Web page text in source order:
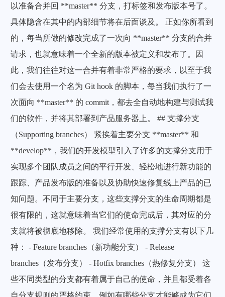
以准备合并回 **master** 分支，打标签和发布版本号了。
具体隐含在其中的内部细节将在后面谈及。 正如你所看到
的，每当所做的修改完成了一次向 **master** 分支的合并
请求，也就意味着一个全新的版本被定义和发布了。因
此，我们往往对这一合并有着非常严格的要求，以至于我
们会去使用一个名为 Git hook 的脚本，每当我们执行了一
次面向 **master** 的 commit，都去全自动地构建与测试我
们的软件，并将其部署到产品服务器上。 ## 支撑分支
（Supporting branches） 紧挨着主要分支 **master** 和
**develop**，我们的开发模型引入了许多的支撑分支用于
实现多个团队成员之间的平行开发、轻松地进行新功能的
跟踪、产品发布版的准备以及协助快速修复线上产品的已
知问题。不同于主要分支，这些支撑分支的生命周期都是
很有限的，这就意味着当它们的使命完成后，其对应的分
支就将被彻底地移除。 我们经常使用的支撑分支有以下几
种： - Feature branches（新功能分支） - Release
branches（发布分支） - Hotfix branches（热修复分支） 这
些不同类型的分支都有着属于自己的使命，并且都受着各
自分支规则的严格约束，例如有哪些分支才能够成为它们